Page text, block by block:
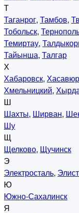
Т
Таганрог, Тамбов,
Тобольск,
Темиртау,
Тайынша, Талгар
Х
Хабаровск,
Хмельницкий,
Ш
Шахты, Ширван,
Шу
Щ
Щелково, Щучинск
Э
Электросталь,
Ю
Южно-Сахалинск
Я